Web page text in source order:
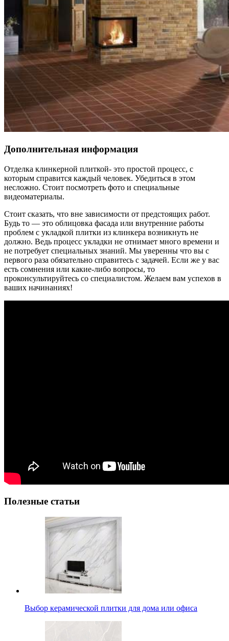
Дополнительная информация
Отделка клинкерной плиткой- это простой процесс, с
которым справится каждый человек. Убедиться в этом
несложно. Стоит посмотреть фото и специальные
видеоматериалы.
Стоит сказать, что вне зависимости от предстоящих работ.
Будь то — это облицовка фасада или внутренние работы
проблем с укладкой плитки из клинкера возникнуть не
должно. Ведь процесс укладки не отнимает много времени и
не потребует специальных знаний. Мы уверенны что вы с
первого раза обязательно справитесь с задачей. Если же у вас
есть сомнения или какие-либо вопросы, то
проконсультируйтесь со специалистом. Желаем вам успехов в
ваших начинаниях!
Полезные статьи
Выбор керамической плитки для дома или офиса